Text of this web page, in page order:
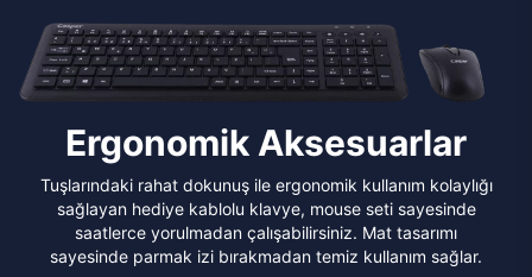
Ergonomik Aksesuarlar
Tuşlarındaki rahat dokunuş ile ergonomik kullanım kolaylığı
sağlayan hediye kablolu klavye, mouse seti sayesinde
saatlerce yorulmadan çalışabilirsiniz. Mat tasarımı
sayesinde parmak izi bırakmadan temiz kullanım sağlar.